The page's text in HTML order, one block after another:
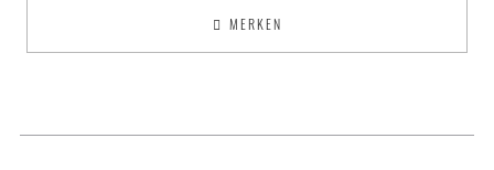
MERKEN